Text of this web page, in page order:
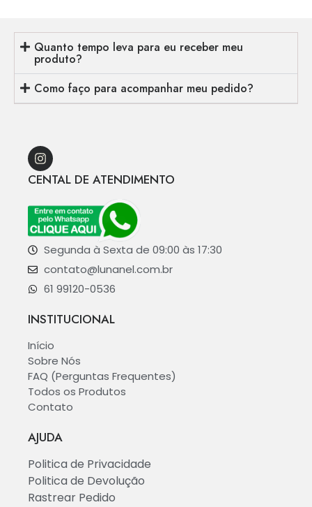
Quanto tempo leva para eu receber meu
produto?
Como faço para acompanhar meu pedido?
CENTAL DE ATENDIMENTO
Segunda à Sexta de 09:00 às 17:30
contato@lunanel.com.br
61 99120-0536
INSTITUCIONAL
Início
Sobre Nós
FAQ (Perguntas Frequentes)
Todos os Produtos
Contato
AJUDA
Politica de Privacidade
Politica de Devolução
Rastrear Pedido